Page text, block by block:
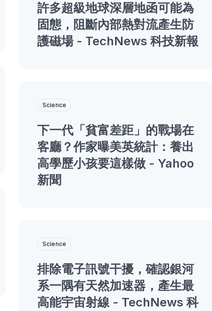
許多超級地球深層地函可能為
固態，阻斷內部熱對流產生防
護磁場 - TechNews 科技新報
Science
下一代「貧富差距」的戰場在
客廳？作家曝美英統計：養出
高學歷小孩要這樣做 - Yahoo
新聞
Science
排除電子訊號干擾，確認銀河
系一隅有天然加速器，產生最
高能宇宙射線 - TechNews 科